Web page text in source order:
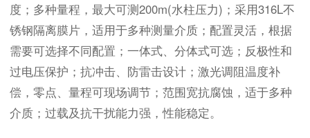
度；多种量程，最大可测200m(水柱压力)；采用316L不
锈钢隔离膜片，适用于多种测量介质；配置灵活，根据
需要可选择不同配置；一体式、分体式可选；反极性和
过电压保护；抗冲击、防雷击设计；激光调阻温度补
偿，零点、量程可现场调节；范围宽抗腐蚀，适于多种
介质；过载及抗干扰能力强，性能稳定。